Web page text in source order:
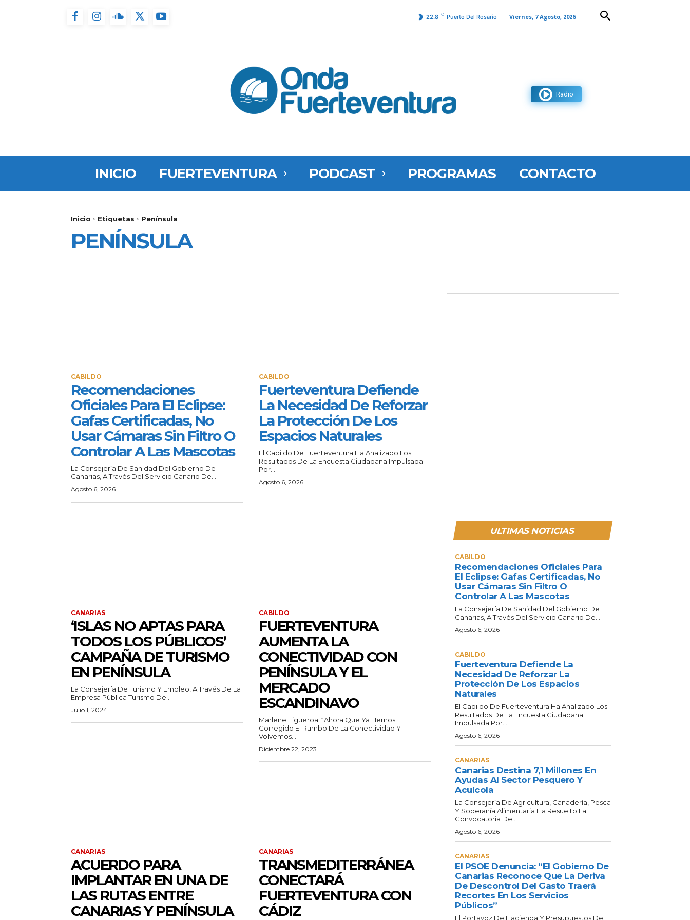
22.8 C Puerto Del Rosario Viernes, 7 Agosto, 2026
Radio
INICIO FUERTEVENTURA PODCAST PROGRAMAS CONTACTO
Inicio Etiquetas Península
PENÍNSULA
CABILDO
Recomendaciones
Oficiales Para El Eclipse:
Gafas Certificadas, No
Usar Cámaras Sin Filtro O
Controlar A Las Mascotas
La Consejería De Sanidad Del Gobierno De
Canarias, A Través Del Servicio Canario De...
Agosto 6, 2026
CABILDO
Fuerteventura Defiende
La Necesidad De Reforzar
La Protección De Los
Espacios Naturales
El Cabildo De Fuerteventura Ha Analizado Los
Resultados De La Encuesta Ciudadana Impulsada
Por...
Agosto 6, 2026
CANARIAS
‘ISLAS NO APTAS PARA
TODOS LOS PÚBLICOS’
CAMPAÑA DE TURISMO
EN PENÍNSULA
La Consejería De Turismo Y Empleo, A Través De La
Empresa Pública Turismo De...
Julio 1, 2024
CABILDO
FUERTEVENTURA
AUMENTA LA
CONECTIVIDAD CON
PENÍNSULA Y EL
MERCADO
ESCANDINAVO
Marlene Figueroa: “ahora Que Ya Hemos
Corregido El Rumbo De La Conectividad Y
Volvemos...
Diciembre 22, 2023
CANARIAS
ACUERDO PARA
IMPLANTAR EN UNA DE
LAS RUTAS ENTRE
CANARIAS Y PENÍNSULA
CANARIAS
TRANSMEDITERRÁNEA
CONECTARÁ
FUERTEVENTURA CON
CÁDIZ
ULTIMAS NOTICIAS
CABILDO
Recomendaciones Oficiales Para
El Eclipse: Gafas Certificadas, No
Usar Cámaras Sin Filtro O
Controlar A Las Mascotas
La Consejería De Sanidad Del Gobierno De
Canarias, A Través Del Servicio Canario De...
Agosto 6, 2026
CABILDO
Fuerteventura Defiende La
Necesidad De Reforzar La
Protección De Los Espacios
Naturales
El Cabildo De Fuerteventura Ha Analizado Los
Resultados De La Encuesta Ciudadana
Impulsada Por...
Agosto 6, 2026
CANARIAS
Canarias Destina 7,1 Millones En
Ayudas Al Sector Pesquero Y
Acuícola
La Consejería De Agricultura, Ganadería, Pesca
Y Soberanía Alimentaria Ha Resuelto La
Convocatoria De...
Agosto 6, 2026
CANARIAS
El PSOE Denuncia: “El Gobierno De
Canarias Reconoce Que La Deriva
De Descontrol Del Gasto Traerá
Recortes En Los Servicios
Públicos”
El Portavoz De Hacienda Y Presupuestos Del